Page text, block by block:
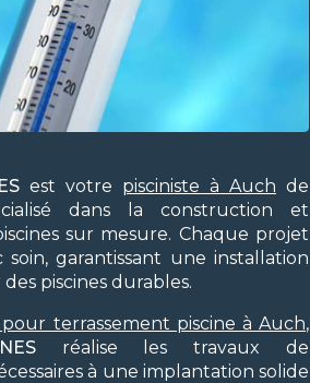
est votre pisciniste à Auch de
dans la construction et
sur mesure. Chaque projet
garantissant une installation
piscines durables.
pour terrassement piscine à Auch,
réalise les travaux de
à une implantation solide